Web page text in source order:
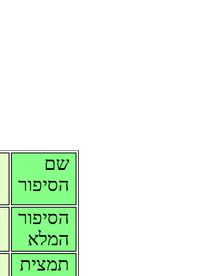
שם
הסיפור
הסיפור
המלא
תמצית